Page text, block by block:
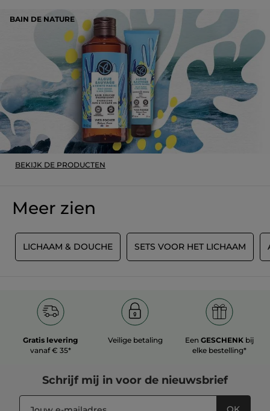
BAIN DE NATURE
BEKIJK DE PRODUCTEN
Meer zien
LICHAAM & DOUCHE SETS VOOR HET LICHAAM
Gratis levering
vanaf € 35*
Veilige betaling EenGESCHENK bij
elke bestelling*
Schrijf mij in voor de nieuwsbrief